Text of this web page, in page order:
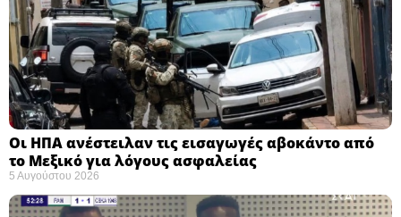
Οι ΗΠΑ ανέστειλαν τις εισαγωγές αβοκάντο από
το Μεξικό για λόγους ασφαλείας
5 Αυγούστου 2026